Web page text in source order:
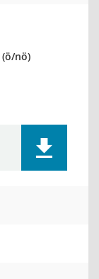
(ö/nö)